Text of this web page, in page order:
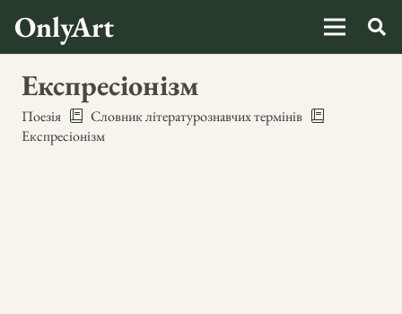
OnlyArt
Експресіонізм
Поезія
Словник літературознавчих термінів
Експресіонізм